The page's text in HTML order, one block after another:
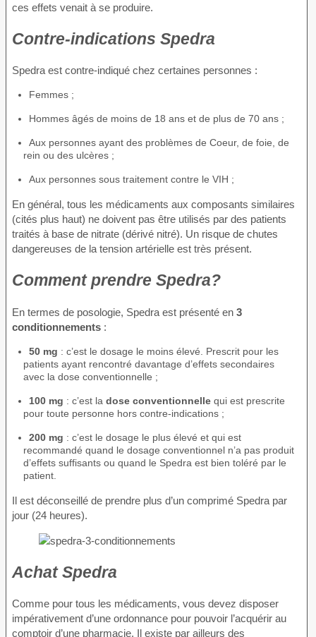
ces effets venait à se produire.
Contre-indications Spedra
Spedra est contre-indiqué chez certaines personnes :
Femmes ;
Hommes âgés de moins de 18 ans et de plus de 70 ans ;
Aux personnes ayant des problèmes de Coeur, de foie, de
rein ou des ulcères ;
Aux personnes sous traitement contre le VIH ;
En général, tous les médicaments aux composants similaires
(cités plus haut) ne doivent pas être utilisés par des patients
traités à base de nitrate (dérivé nitré). Un risque de chutes
dangereuses de la tension artérielle est très présent.
Comment prendre Spedra?
En termes de posologie, Spedra est présenté en 3
conditionnements :
50 mg : c’est le dosage le moins élevé. Prescrit pour les
patients ayant rencontré davantage d’effets secondaires
avec la dose conventionnelle ;
100 mg : c’est la dose conventionnelle qui est prescrite
pour toute personne hors contre-indications ;
200 mg : c’est le dosage le plus élevé et qui est
recommandé quand le dosage conventionnel n’a pas produit
d’effets suffisants ou quand le Spedra est bien toléré par le
patient.
Il est déconseillé de prendre plus d’un comprimé Spedra par
jour (24 heures).
Achat Spedra
Comme pour tous les médicaments, vous devez disposer
impérativement d’une ordonnance pour pouvoir l’acquérir au
comptoir d’une pharmacie. Il existe par ailleurs des